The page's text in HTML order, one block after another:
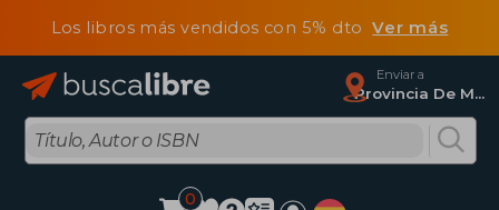
Los libros más vendidos con 5% dtoVer más
Enviar a
Provincia De Madrid
0